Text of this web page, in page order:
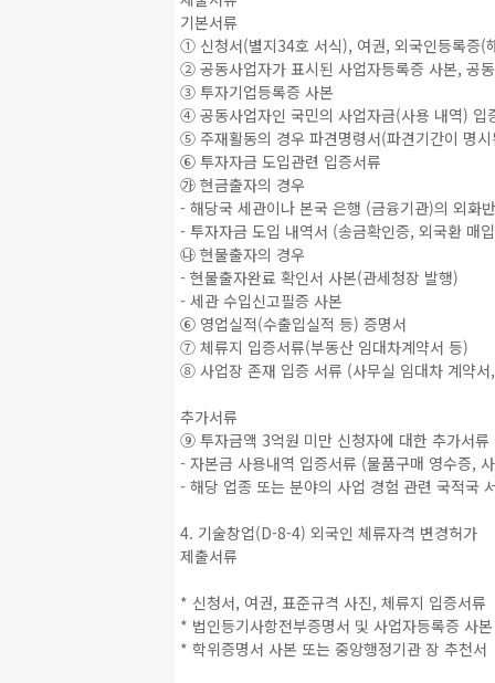
기본서류
① 신청서(별지34호 서식), 여권, 외국인등록증(
② 공동사업자가 표시된 사업자등록증 사본, 공
③ 투자기업등록증 사본
④ 공동사업자인 국민의 사업자금(사용 내역) 입
⑤ 주재활동의 경우 파견명령서(파견기간이 명
⑥ 투자자금 도입관련 입증서류
㉮ 현금출자의 경우
- 해당국 세관이나 본국 은행 (금융기관)의 외화
- 투자자금 도입 내역서 (송금확인증, 외국환 매
㉯ 현물출자의 경우
- 현물출자완료 확인서 사본(관세청장 발행)
- 세관 수입신고필증 사본
⑥ 영업실적(수출입실적 등) 증명서
⑦ 체류지 입증서류(부동산 임대차계약서 등)
⑧ 사업장 존재 입증 서류 (사무실 임대차 계약
추가서류
⑨ 투자금액 3억원 미만 신청자에 대한 추가서류
- 자본금 사용내역 입증서류 (물품구매 영수증,
- 해당 업종 또는 분야의 사업 경험 관련 국적국
4. 기술창업(D-8-4) 외국인 체류자격 변경허가
제출서류
* 신청서, 여권, 표준규격 사진, 체류지 입증서류
* 법인등기사항전부증명서 및 사업자등록증 사본
* 학위증명서 사본 또는 중앙행정기관 장 추천서